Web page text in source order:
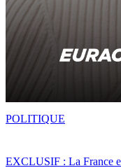
EXCLUSIF : La France
POLITIQUE